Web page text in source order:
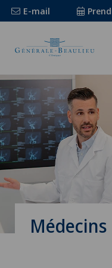
E-mail
Médecins